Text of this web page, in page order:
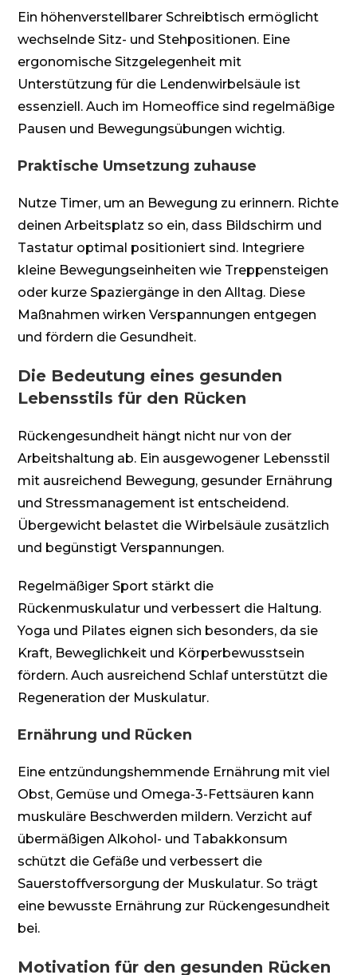
Ein höhenverstellbarer Schreibtisch ermöglicht
wechselnde Sitz- und Stehpositionen. Eine
ergonomische Sitzgelegenheit mit
Unterstützung für die Lendenwirbelsäule ist
essenziell. Auch im Homeoffice sind regelmäßige
Pausen und Bewegungsübungen wichtig.
Praktische Umsetzung zuhause
Nutze Timer, um an Bewegung zu erinnern. Richte
deinen Arbeitsplatz so ein, dass Bildschirm und
Tastatur optimal positioniert sind. Integriere
kleine Bewegungseinheiten wie Treppensteigen
oder kurze Spaziergänge in den Alltag. Diese
Maßnahmen wirken Verspannungen entgegen
und fördern die Gesundheit.
Die Bedeutung eines gesunden
Lebensstils für den Rücken
Rückengesundheit hängt nicht nur von der
Arbeitshaltung ab. Ein ausgewogener Lebensstil
mit ausreichend Bewegung, gesunder Ernährung
und Stressmanagement ist entscheidend.
Übergewicht belastet die Wirbelsäule zusätzlich
und begünstigt Verspannungen.
Regelmäßiger Sport stärkt die
Rückenmuskulatur und verbessert die Haltung.
Yoga und Pilates eignen sich besonders, da sie
Kraft, Beweglichkeit und Körperbewusstsein
fördern. Auch ausreichend Schlaf unterstützt die
Regeneration der Muskulatur.
Ernährung und Rücken
Eine entzündungshemmende Ernährung mit viel
Obst, Gemüse und Omega-3-Fettsäuren kann
muskuläre Beschwerden mildern. Verzicht auf
übermäßigen Alkohol- und Tabakkonsum
schützt die Gefäße und verbessert die
Sauerstoffversorgung der Muskulatur. So trägt
eine bewusste Ernährung zur Rückengesundheit
bei.
Motivation für den gesunden Rücken